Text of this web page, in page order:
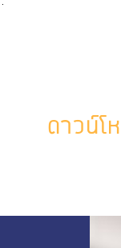
โฮ
ดาวน์โ